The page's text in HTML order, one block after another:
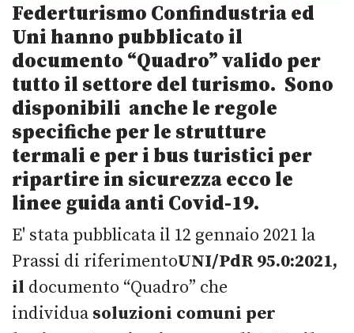
Federturismo Confindustria ed
Uni hanno pubblicato il
documento “Quadro” valido per
tutto il settore del turismo. Sono
disponibili anche le regole
specifiche per le strutture
termali e per i bus turistici per
ripartire in sicurezza ecco le
linee guida anti Covid-19.
E' stata pubblicata il 12 gennaio 2021 la
Prassi di riferimentoUNI/PdR 95.0:2021,
il documento “Quadro” che
individua soluzioni comuni per